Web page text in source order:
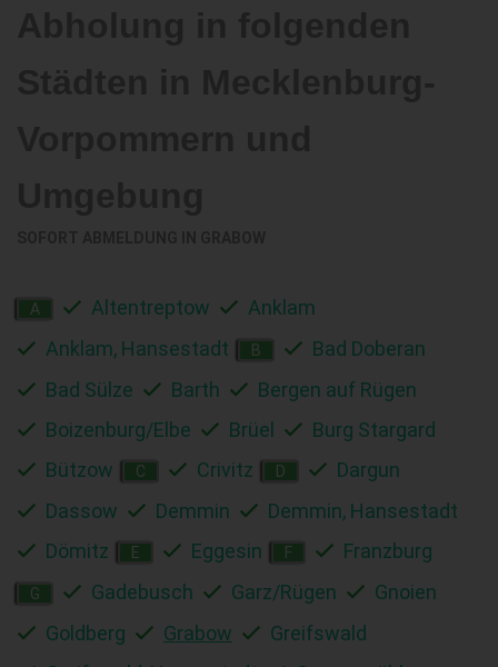
A Altentreptow
Anklam
Anklam, Hansestadt
B
Bad Doberan
Bad Sülze
Barth
Bergen auf Rügen
Boizenburg/Elbe
Brüel
Burg Stargard
Bützow
C Crivitz D
Dargun
Dassow
Demmin
Demmin, Hansestadt
Dömitz
E Eggesin F Franzburg
G Gadebusch Garz/Rügen
Gnoien
Goldberg
Grabow
Greifswald